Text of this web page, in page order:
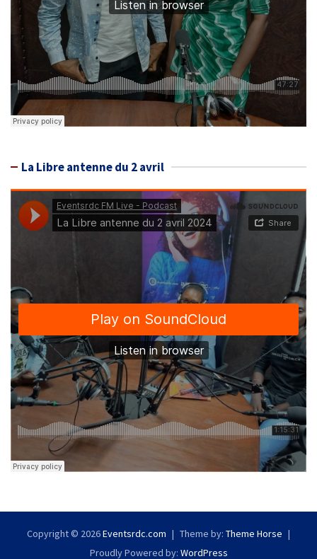
La Libre antenne du 2 avril
Copyright © 2026Eventsrdc.com Theme by: Theme Horse
Proudly Powered by: WordPress